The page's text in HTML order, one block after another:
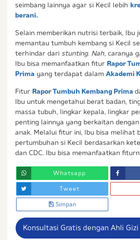
seimbang lainnya agar si Kecil lebih
berani.
Selain memberikan nutrisi terbaik, Ibu
memantau tumbuh kembang si Kecil
terhindar dari stunting. Nah, caranya
Ibu bisa memanfaatkan fitur Rapor
Prima yang terdapat dalam Akademi
Fitur Rapor Tumbuh Kembang Prima
Ibu untuk mengetahui berat badan,
massa tubuh, lingkar kepala, lingkar
penting lainnya yang berkaitan
anak. Melalui fitur ini, Ibu bisa melihat
pertumbuhan si Kecil berdasarkan
dan CDC. Ibu bisa memanfaatkan
Whatsapp
Tweet
Simpan
Konsultasi Gratis dengan Ahli Gizi